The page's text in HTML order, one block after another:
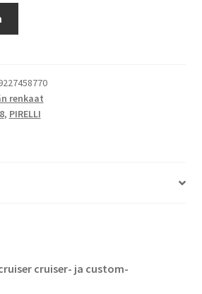
renkaat
, PIRELLI
cruiser- ja custom-